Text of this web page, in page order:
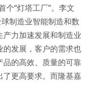
个“灯塔工厂”。李文
制造业智能制造和数
力加速发展和制造业
发展，客户的需求也
品的高效、质量的可靠
了更高要求。而隆基嘉